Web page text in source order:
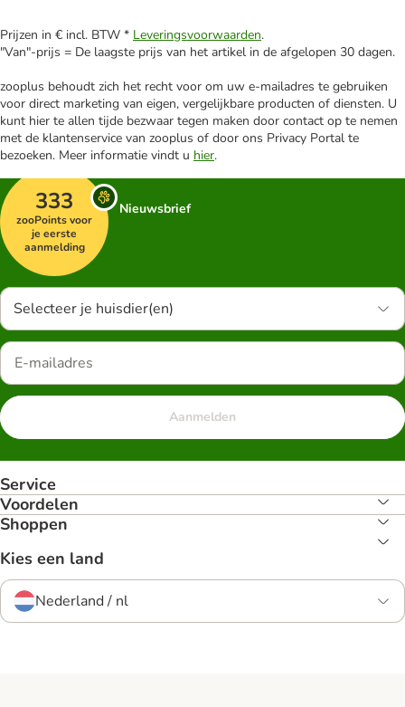
Prijzen in € incl. BTW * Leveringsvoorwaarden.
"Van"-prijs = De laagste prijs van het artikel in de afgelopen 30 dagen.
zooplus behoudt zich het recht voor om uw e-mailadres te gebruiken
voor direct marketing van eigen, vergelijkbare producten of diensten. U
kunt hier te allen tijde bezwaar tegen maken door contact op te nemen
met de klantenservice van zooplus of door ons Privacy Portal te
bezoeken. Meer informatie vindt u hier.
333
zooPoints voor
je eerste
aanmelding
Nieuwsbrief
Selecteer je huisdier(en)
Aanmelden
Service
Voordelen
Shoppen
Kies een land
Nederland / nl